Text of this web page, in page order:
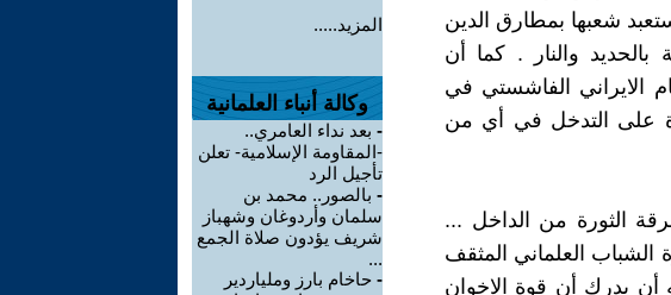
شعبها بمطارق الدين
بالحديد والنار . كما أن
الايراني الفاشستي في
على التدخل في أي من
الثورة من الداخل ...
الشباب العلماني المثقف
أن يدرك أن قوة الاخوان
المزيد.....
وكالة أنباء العلمانية
- بعد نداء العامري..
-المقاومة الإسلامية- تعلن
تأجيل الرد
- بالصور.. محمد بن
سلمان وأردوغان وشهباز
شريف يؤدون صلاة الجمع
...
- حاخام بارز وملياردير